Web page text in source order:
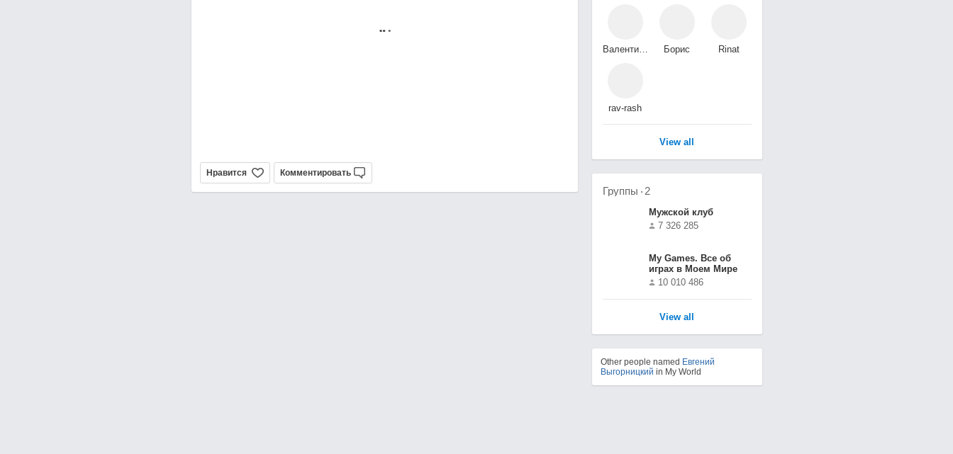
Нравится Комментировать
Валентина
Борис
Rinat
rav-rash
View all
Группы 2
Мужской клуб
7 326 285
Мy Games. Все об
играх в Моем Мире
10 010 486
View all
Other people named Евгений
Выгорницкий in My World